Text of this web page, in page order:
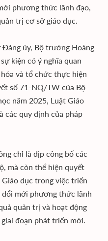
phương thức lãnh đạo,
trị cơ sở giáo dục.
ủy, Bộ trưởng Hoàng
kiện có ý nghĩa quan
và tổ chức thực hiện
số 71-NQ/TW của Bộ
năm 2025, Luật Giáo
các quy định của pháp
chỉ là dịp công bố các
mà còn thể hiện quyết
dục trong việc triển
mới phương thức lãnh
quản trị và hoạt động
đoạn phát triển mới.